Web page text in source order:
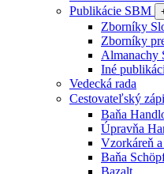
Publikácie SBM
Zborníky
Zborníky
Almanachy
Iné
Vedecká rada
Cestovateľský
Baňa
Úpravňa
Vzorkáreň
Baňa
Bazalt